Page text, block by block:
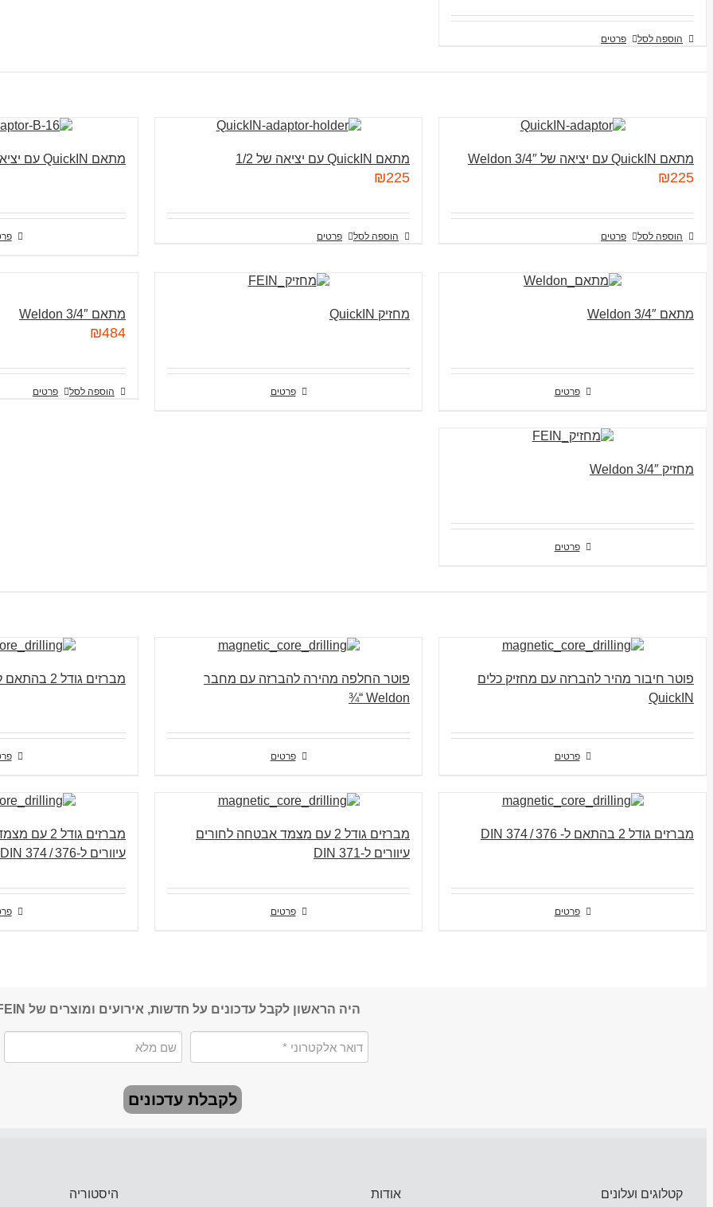
הוספה לסל פרטים
מתאם QuickIN עם יציאה של 3/4″ Weldon
₪225
הוספה לסל פרטים
מתאם QuickIN עם יציאה של 1/2
₪225
הוספה לסל פרטים
מתאם QuickIN עם יציאה של B 16
מתאם 3/4″ Weldon
פרטים
מחזיק QuickIN
פרטים
מתאם 3/4″ Weldon
₪484
הוספה לסל פרטים
מחזיק 3/4″ Weldon
פרטים
פוטר חיבור מהיר להברזה עם מחזיק כלים
QuickIN
פרטים
פוטר החלפה מהירה להברזה עם מחבר
Weldon “¾
פרטים
מברזים גודל 2 בהתאם ל-DIN 371
מברזים גודל 2 בהתאם ל- DIN 374 / 376
פרטים
מברזים גודל 2 עם מצמד אבטחה לחורים
עיוורים ל-DIN 371
פרטים
מברזים
עיוורים ל-DIN 374 / 376
היה הראשון לקבל עדכונים על חדשות, אירועים ומוצרים של FEIN
לקבלת עדכונים
קטלוגים ועלונים אודות היסטוריה